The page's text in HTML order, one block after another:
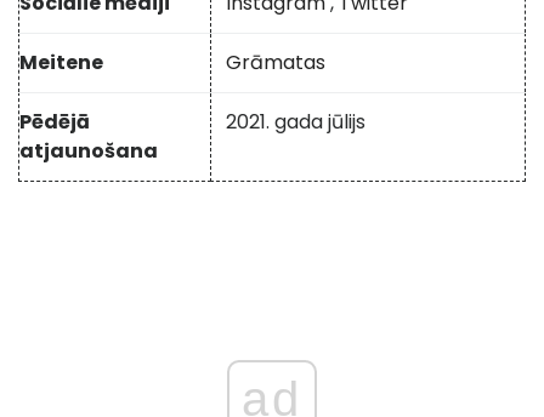
Meitene Grāmatas
Pēdējā
atjaunošana
2021. gada jūlijs
ad